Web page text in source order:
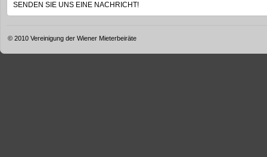
SENDEN SIE UNS EINE NACHRICHT!
© 2010 Vereinigung der Wiener Mieterbeiräte